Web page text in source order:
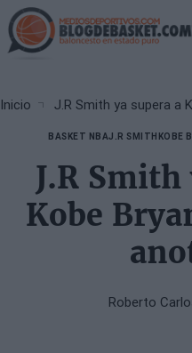
Skip
to
main
Inicio J.R Smith ya supera a
BASKET NBAJ.R SMITH KOBE
J.R Smith
Kobe
Roberto